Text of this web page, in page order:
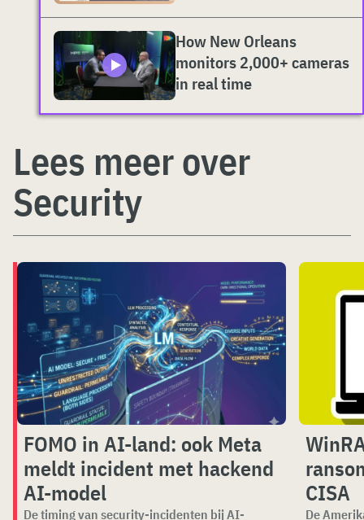
How New Orleans
monitors 2,000+ cameras
in real time
Lees meer over
Security
FOMO in AI-land: ook Meta
meldt incident met hackend
AI-model
De timing van security-incidenten bij AI-
CISA
De